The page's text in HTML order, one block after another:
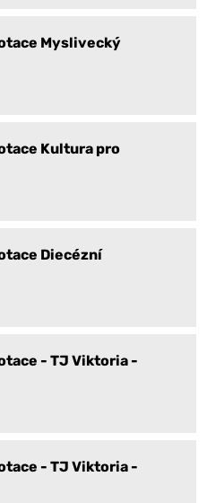
Myslivecký
Kultura pro
Diecézní
- TJ Viktoria -
- TJ Viktoria -